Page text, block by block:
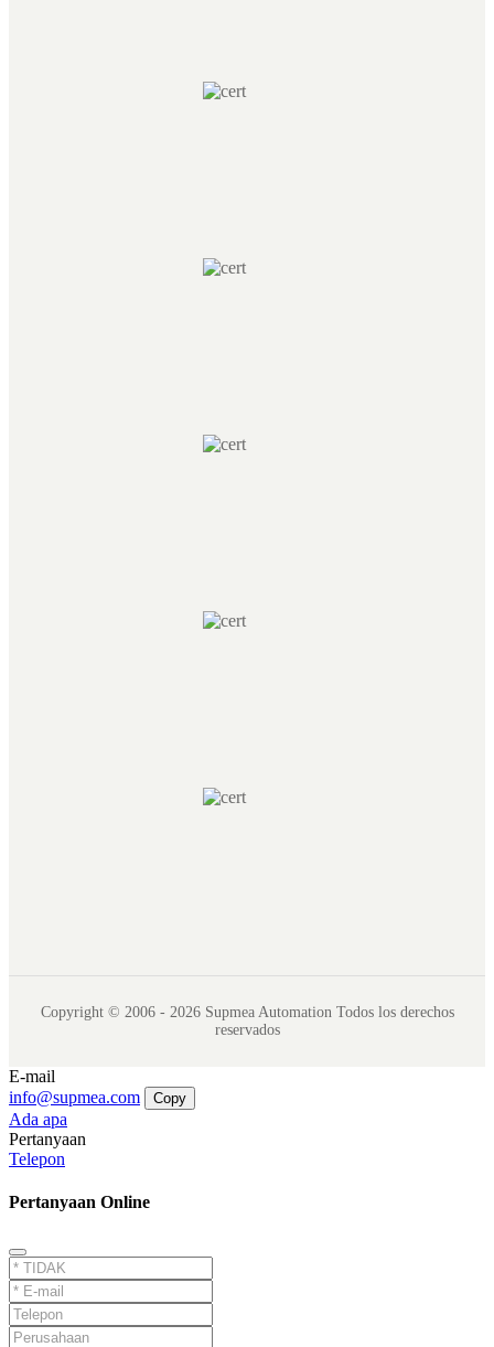
Copyright © 2006 - 2026 Supmea Automation Todos los derechos
reservados
E-mail
info@supmea.com
Copy
Ada apa
Pertanyaan
Telepon
Pertanyaan Online